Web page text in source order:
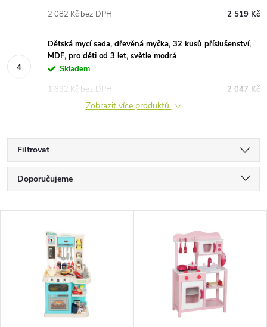
2 519 Kč
2 082 Kč bez DPH
Dětská mycí sada, dřevěná myčka, 32 kusů příslušenství,
MDF, pro děti od 3 let, světle modrá
Skladem
2 047 Kč
1 692 Kč bez DPH
Zobrazit více produktů
Filtrovat
Ř
a
Doporučujeme
Nejprodávanější
Abecedně